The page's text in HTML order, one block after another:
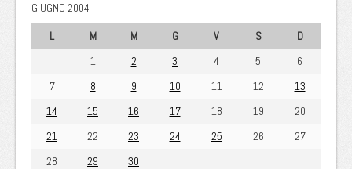
GIUGNO 2004
L
M M G V S
D
1
2 3 4 5
6
7
8 9 10 11 12
13
14
15 16 17 18 19
20
21
22 23 24 25 26
27
28
29 30